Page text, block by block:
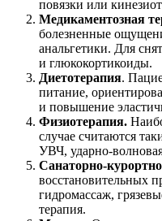
повязки или
Медикаментозная
болезненные
анальгетики. Для
и глюкокортикоиды.
Диетотерапия.
питание,
и повышение
Физиотерапия.
случае считаются
УВЧ, ударно-
Санаторно-
восстановительных
гидромассаж,
терапия.